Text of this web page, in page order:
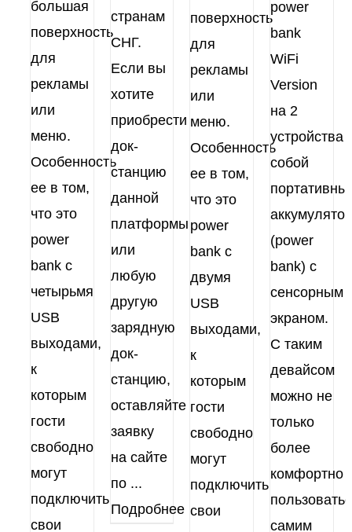
большая
поверхность
для
рекламы
или
меню.
Особенность
ее в том,
что это
power
bank с
четырьмя
USB
выходами,
к
которым
гости
свободно
могут
подключить
свои
странам
СНГ.
Если вы
хотите
приобрести
док-
станцию
данной
платформы
или
любую
другую
зарядную
док-
станцию,
оставляйте
заявку
на сайте
по ...
Подробнее
поверхность
для
рекламы
или
меню.
Особенность
ее в том,
что это
power
bank с
двумя
USB
выходами,
к
которым
гости
свободно
могут
подключить
свои
power
bank
WiFi
Version
на 2
устройства
собой
(power
bank) с
сенсорным
экраном.
C таким
девайсом
можно не
только
более
комфортно
самим